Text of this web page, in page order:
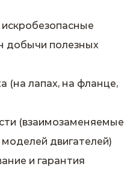
добычи полезных
(на лапах, на фланце,
(взаимозаменяемые
двигателей)
и гарантия